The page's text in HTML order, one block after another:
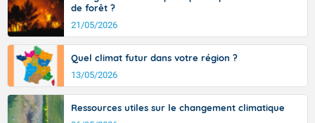
de forêt ?
21/05/2026
Quel climat futur dans votre région ?
13/05/2026
Ressources utiles sur le changement climatique